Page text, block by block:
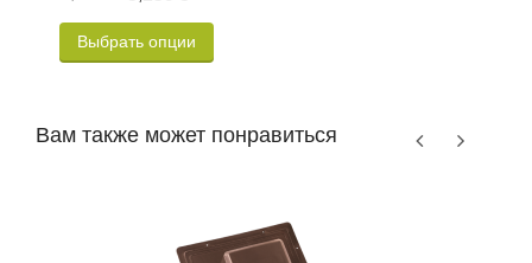
Выбрать опции
Вам также может понравиться